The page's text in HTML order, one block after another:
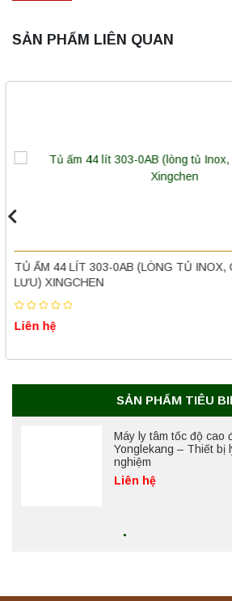
SẢN PHẨM LIÊN QUAN
TỦ VI KHÍ HẬU – TỦ MÔI TRƯỜNG
Liên hệ
SẢN PHẨM TIÊU
Máy ly tâm tốc độ
Yonglekang – Máy ly
Nồi hấp chân không
(50 Lít) – Giải pháp
Yonglekang – Thiết bị
Liên hệ
Máy lắc đứng YKD-04
lắc chiết mẫu phòng
Liên hệ
Máy lắc đứng YKD-06